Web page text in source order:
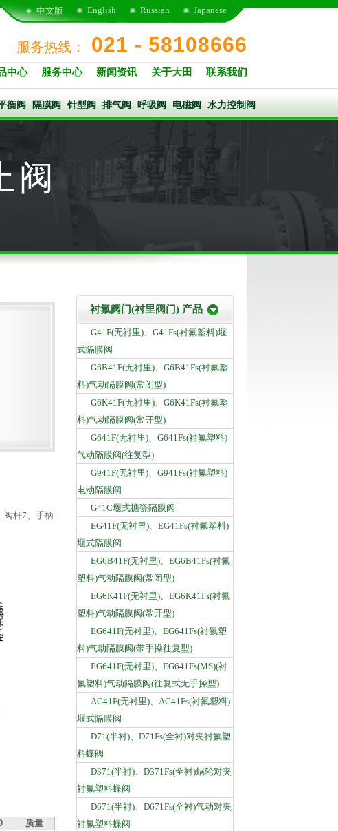
Japanese
Russian
English
中文版
服务热线： 021 - 58108666
中心 服务中心 新闻资讯 关于大田 联系我们
衡阀 隔膜阀 针型阀 排气阀 呼吸阀 电磁阀 水力控制阀
阀
阀杆7、手柄
质量
衬氟阀门(衬里阀门) 产品
G41F(无衬里)、G41Fs(衬氟塑料)堰
式隔膜阀
G6B41F(无衬里)、G6B41Fs(衬氟塑
料)气动隔膜阀(常闭型)
G6K41F(无衬里)、G6K41Fs(衬氟塑
料)气动隔膜阀(常开型)
G641F(无衬里)、G641Fs(衬氟塑料)
气动隔膜阀(往复型)
G941F(无衬里)、G941Fs(衬氟塑料)
电动隔膜阀
G41C堰式搪瓷隔膜阀
EG41F(无衬里)、EG41Fs(衬氟塑料)
堰式隔膜阀
EG6B41F(无衬里)、EG6B41Fs(衬氟
塑料)气动隔膜阀(常闭型)
EG6K41F(无衬里)、EG6K41Fs(衬氟
塑料)气动隔膜阀(常开型)
EG641F(无衬里)、EG641Fs(衬氟塑
料)气动隔膜阀(带手操往复型)
EG641F(无衬里)、EG641Fs(MS)(衬
氟塑料)气动隔膜阀(往复式无手操型)
AG41F(无衬里)、AG41Fs(衬氟塑料)
堰式隔膜阀
D71(半衬)、D71Fs(全衬)对夹衬氟塑
料蝶阀
D371(半衬)、D371Fs(全衬)蜗轮对夹
衬氟塑料蝶阀
D671(半衬)、D671Fs(全衬)气动对夹
衬氟塑料蝶阀